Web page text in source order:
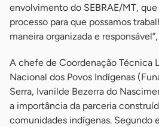
envolvimento do SEBRAE/MT,
processo para que possamos
maneira organizada e
A chefe de Coordenação Técnica
Nacional dos Povos Indígenas
Serra, Ivanilde Bezerra do
a importância da parceria
comunidades indígenas. Segundo